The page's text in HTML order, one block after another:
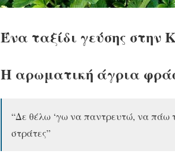
Ένα ταξίδι γεύσης στην
Η αρωματική άγρια
“Δε θέλω ‘γω να παντρευτώ, να πάω
στράτες”